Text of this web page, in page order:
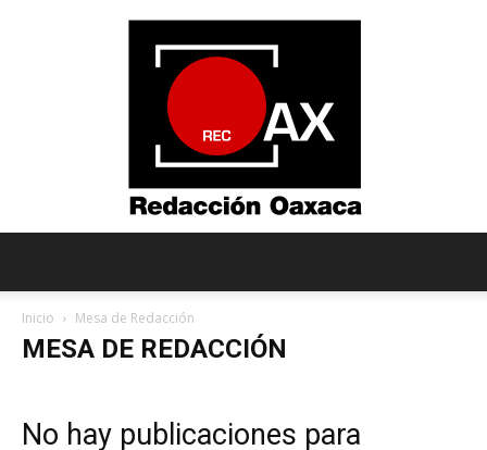
Inicio Mesa de Redacción
MESA DE REDACCIÓN
No hay publicaciones para